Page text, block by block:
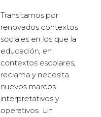
Transitamos por
renovados contextos
sociales en los que la
educación, en
contextos escolares,
reclama y necesita
nuevos marcos
interpretativos y
operativos. Un